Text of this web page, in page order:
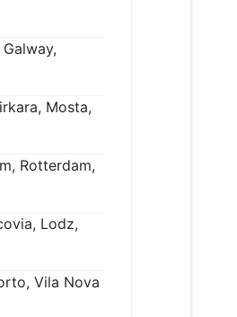
Mosta,
Rotterdam,
Lodz,
Vila Nova